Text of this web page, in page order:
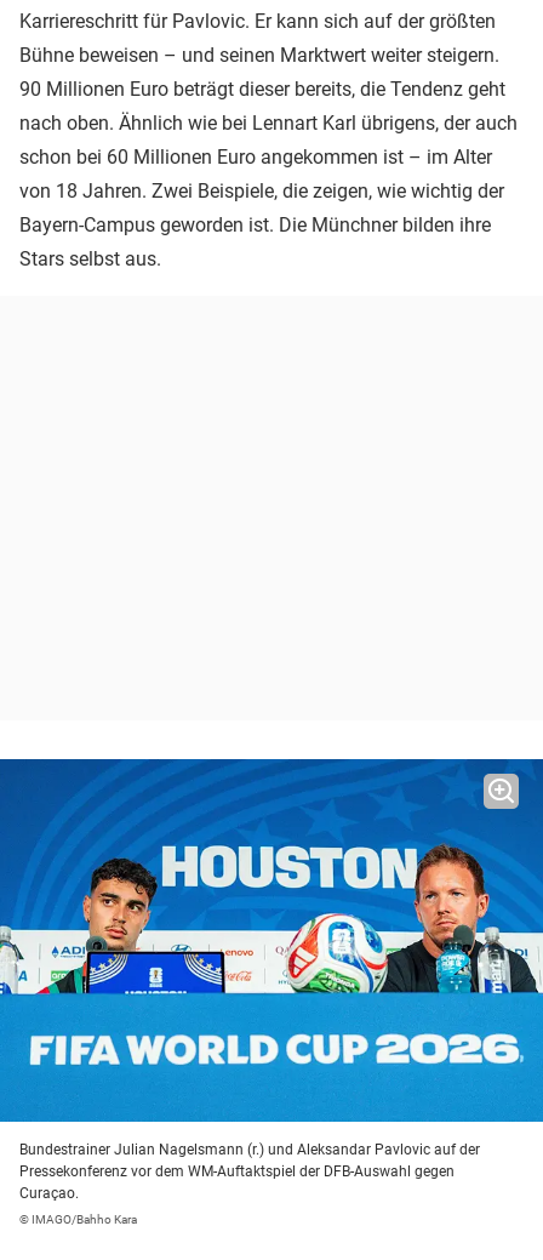
Karriereschritt für Pavlovic. Er kann sich auf der größten
Bühne beweisen – und seinen Marktwert weiter steigern.
90 Millionen Euro beträgt dieser bereits, die Tendenz geht
nach oben. Ähnlich wie bei Lennart Karl übrigens, der auch
schon bei 60 Millionen Euro angekommen ist – im Alter
von 18 Jahren. Zwei Beispiele, die zeigen, wie wichtig der
Bayern-Campus geworden ist. Die Münchner bilden ihre
Stars selbst aus.
Bundestrainer Julian Nagelsmann (r.) und Aleksandar Pavlovic auf der
Pressekonferenz vor dem WM-Auftaktspiel der DFB-Auswahl gegen
Curaçao.
© IMAGO/Bahho Kara